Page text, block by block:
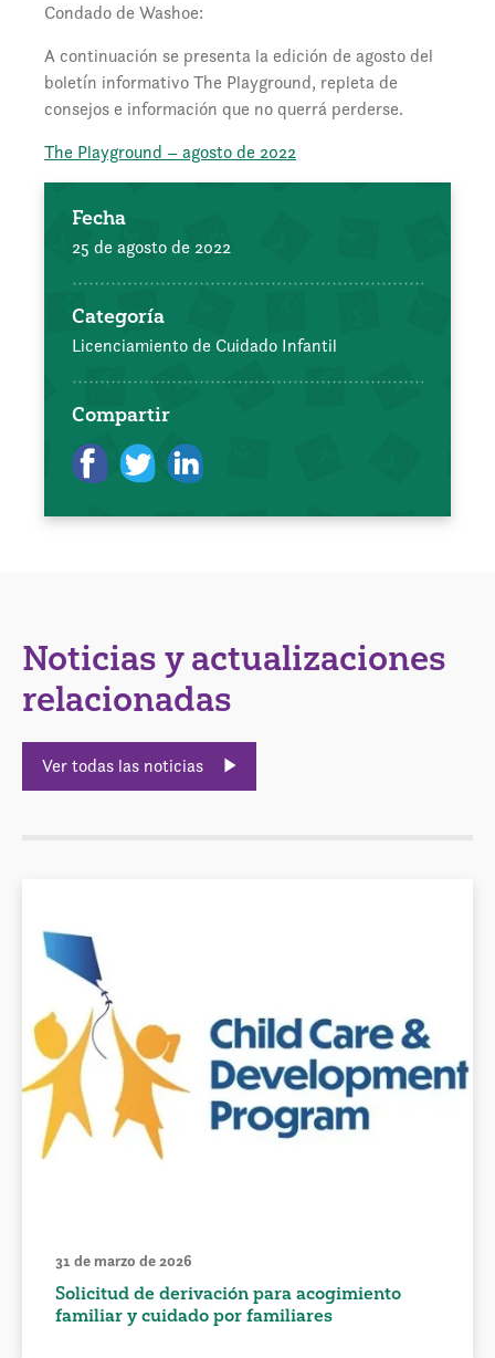
Condado de Washoe:
A continuación se presenta la edición de agosto del
boletín informativo The Playground, repleta de
consejos e información que no querrá perderse.
The Playground – agosto de 2022
Fecha
25 de agosto de 2022
Categoría
Licenciamiento de Cuidado Infantil
Compartir
Noticias y actualizaciones
relacionadas
Ver todas las noticias
31 de marzo de 2026
Solicitud de derivación para acogimiento
familiar y cuidado por familiares